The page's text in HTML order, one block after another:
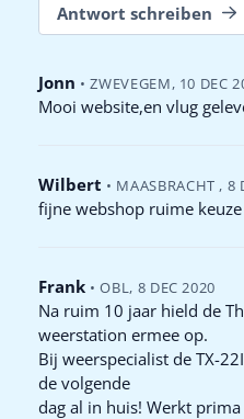
Antwort schreiben
Jonn • ZWEVEGEM, 10 DEC
Mooi website,en vlug
Wilbert • MAASBRACHT , 8
fijne webshop ruime
Frank • OBL, 8 DEC 2020
Na ruim 10 jaar hield de
weerstation ermee op.
Bij weerspecialist de TX-
de volgende
dag al in huis! Werkt